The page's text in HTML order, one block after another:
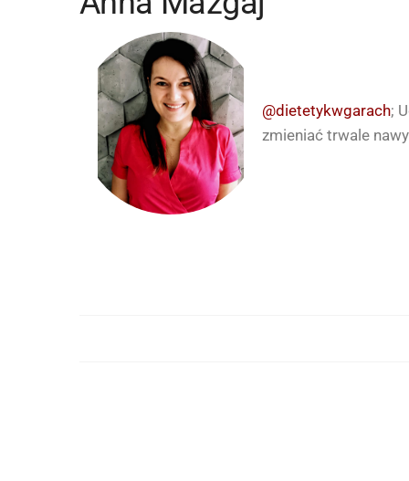
@dietetykwgarach;
zmieniać trwale